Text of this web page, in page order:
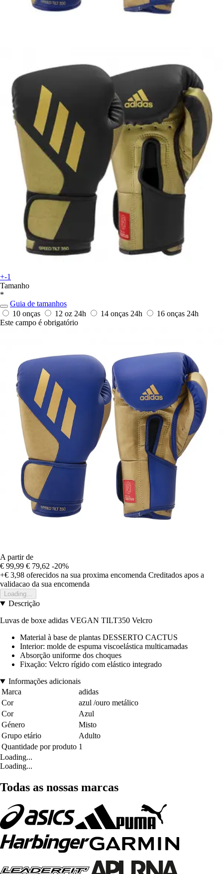
+-1
Tamanho
*
Guia de tamanhos
10 onças
12 oz 24h 14 onças 24h 16 onças 24h
Este campo é obrigatório
A partir de
€ 99,99 € 79,62 -20%
+€ 3,98 oferecidos na sua proxima encomenda Creditados apos a
validacao da sua encomenda
Loading...
Descrição
Luvas de boxe adidas VEGAN TILT350 Velcro
Material à base de plantas DESSERTO CACTUS
Interior: molde de espuma viscoelástica multicamadas
Absorção uniforme dos choques
Fixação: Velcro rígido com elástico integrado
Informações adicionais
Marca
adidas
Cor
azul /ouro metálico
Cor
Azul
Género
Misto
Grupo etário
Adulto
Quantidade por produto 1
Loading...
Loading...
Todas as nossas marcas